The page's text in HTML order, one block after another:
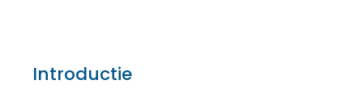
Introductie